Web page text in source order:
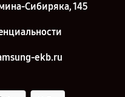
Сибиряка, 145
ekb.ru